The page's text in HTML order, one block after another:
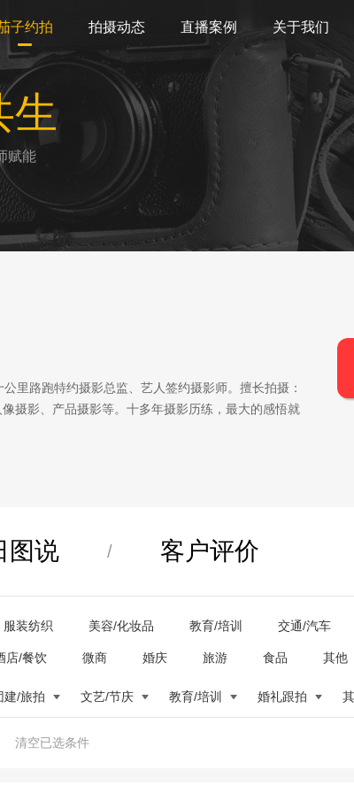
子约拍 拍摄动态 直播案例 关于我们
生
赋能
里路跑特约摄影总监、艺人签约摄影师。擅长拍摄：
摄影、产品摄影等。十多年摄影历练，最大的感悟就
图说 / 客户评价
服装纺织 美容/化妆品 教育/培训 交通/汽车
店/餐饮 微商 婚庆 旅游 食品 其他
建/旅拍 文艺/节庆 教育/培训 婚礼跟拍
清空已选条件